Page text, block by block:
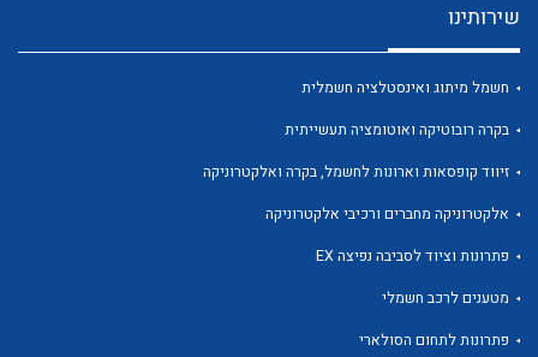
שירותינו
חשמל מיתוג ואינסטלציה חשמלית
בקרה רובוטיקה ואוטומציה תעשייתית
זיווד קופסאות וארונות לחשמל, בקרה ואלקטרוניקה
אלקטרוניקה מחברים ורכיבי אלקטרוניקה
פתרונות וציוד לסביבה נפיצה EX
מטענים לרכב חשמלי
פתרונות לתחום הסולארי